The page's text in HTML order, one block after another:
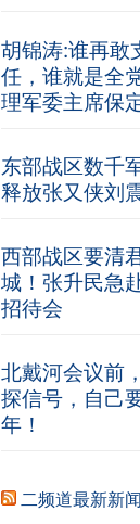
胡锦涛:谁再敢
任，谁就是全
理军委主席保
东部战区数千
释放张又侠刘
西部战区要清
城！张升民急
招待会
北戴河会议前
探信号，自己
年！
二频道最新新闻